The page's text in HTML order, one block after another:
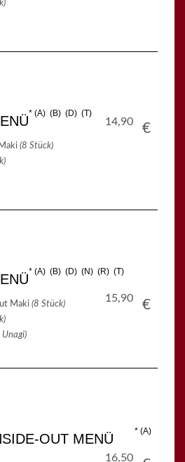
A B D T
14,90 €
(8 Stück)
A B D N R T
15,90 €
Maki(8 Stück)
Unagi)
OUT MENÜ
A
16,50